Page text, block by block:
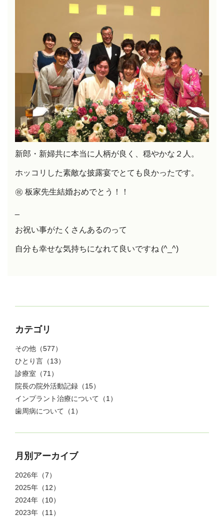
新郎・新婦共に本当に人柄が良く、穏やかな２人。
ホッコリした素敵な披露宴でとても良かったです。
㊗️ 板家先生結婚おめでとう！！
お祝い事がたくさんあるのって
自分も幸せな気持ちになれて良いですね (^_^)
カテゴリ
その他 （577）
ひとり言 （13）
診療室 （71）
院長の院外活動記録 （15）
インプラント治療について （1）
歯周病について （1）
月別アーカイブ
2026年 （7）
2025年 （12）
2024年 （10）
2023年 （11）